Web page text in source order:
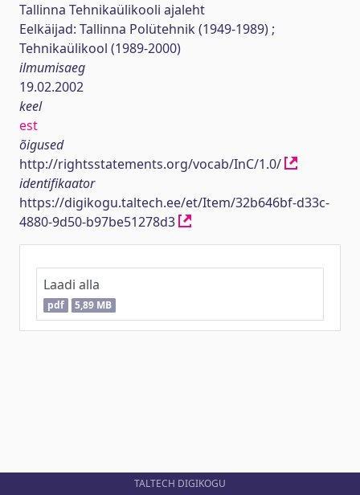
Tallinna Tehnikaülikooli ajaleht
Eelkäijad: Tallinna Polütehnik (1949-1989) ;
Tehnikaülikool (1989-2000)
ilmumisaeg
19.02.2002
keel
est
õigused
http://rightsstatements.org/vocab/InC/1.0/
identifikaator
https://digikogu.taltech.ee/et/Item/32b646bf-d33c-
4880-9d50-b97be51278d3
Laadi alla
pdf 5,89 MB
TALTECH DIGIKOGU